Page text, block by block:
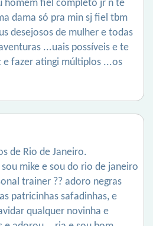
homem fiel completo jr ñ te
dama só pra min sj fiel tbm
desejosos de mulher e todas
...uais possíveis e te
e fazer atingi múltiplos ...os
de Rio de Janeiro.
mike e sou do rio de janeiro
trainer ?? adoro negras
patricinhas safadinhas, e
qualquer novinha e